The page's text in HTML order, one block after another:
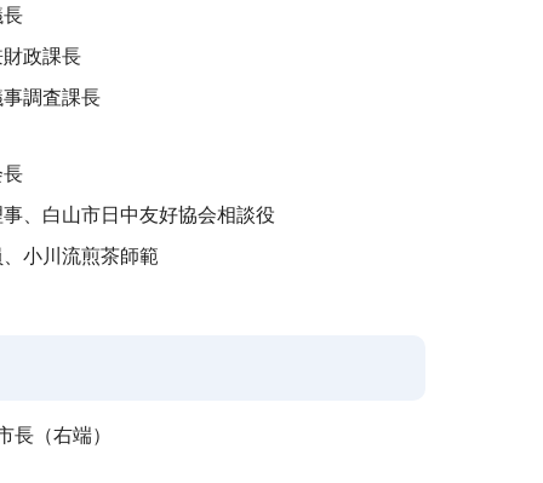
政課長
調査課長
、白山市日中友好協会相談役
小川流煎茶師範
長（右端）